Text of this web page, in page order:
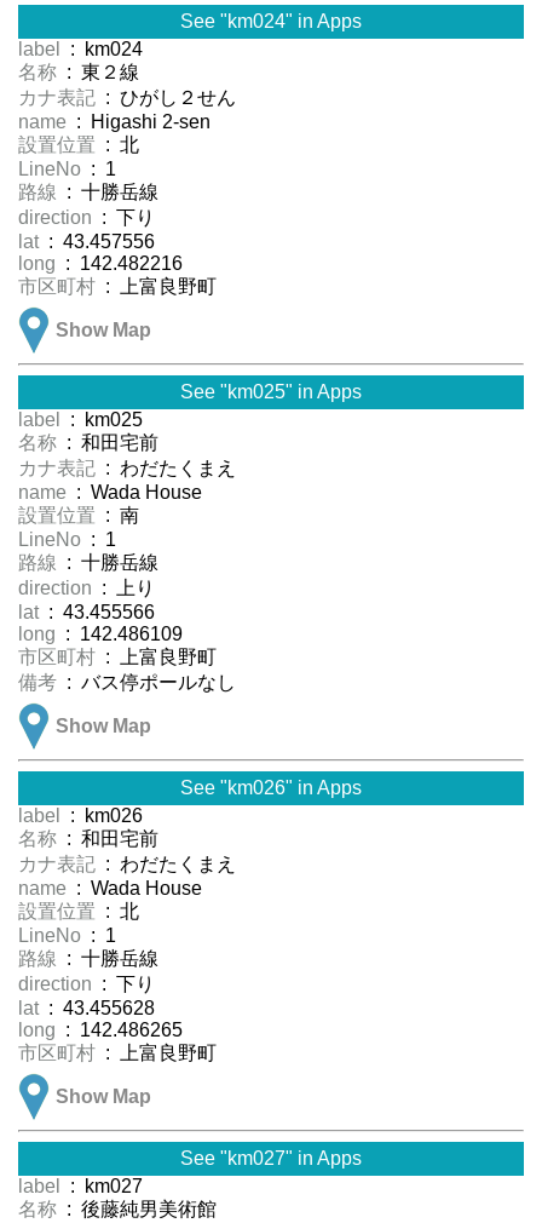
See "km024" in Apps
label
: km024
名称 : 東２線
カナ表記 : ひがし２せん
name : Higashi 2-sen
設置位置 : 北
LineNo : 1
路線 : 十勝岳線
direction : 下り
lat : 43.457556
long : 142.482216
市区町村 : 上富良野町
Show Map
See "km025" in Apps
label
: km025
名称 : 和田宅前
カナ表記 : わだたくまえ
name : Wada House
設置位置 : 南
LineNo : 1
路線 : 十勝岳線
direction : 上り
lat : 43.455566
long : 142.486109
市区町村 : 上富良野町
備考 : バス停ポールなし
Show Map
See "km026" in Apps
label
: km026
名称 : 和田宅前
カナ表記 : わだたくまえ
name : Wada House
設置位置 : 北
LineNo : 1
路線 : 十勝岳線
direction : 下り
lat : 43.455628
long : 142.486265
市区町村 : 上富良野町
Show Map
See "km027" in Apps
label
: km027
名称 : 後藤純男美術館